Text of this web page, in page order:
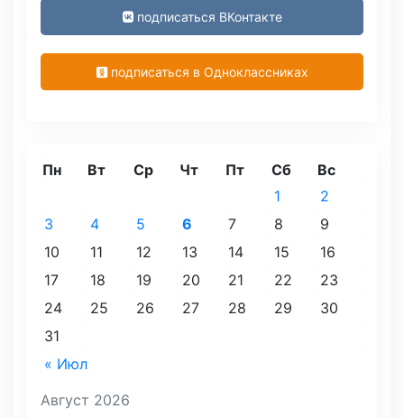
подписаться ВКонтакте
подписаться в Одноклассниках
Август 2026
Пн Вт Ср Чт Пт Сб Вс
« Июл
1
2
3
4 5 6 7 8
9
10
11 12 13 14 15
16
17
18 19 20 21 22
23
24
25 26 27 28 29
30
31